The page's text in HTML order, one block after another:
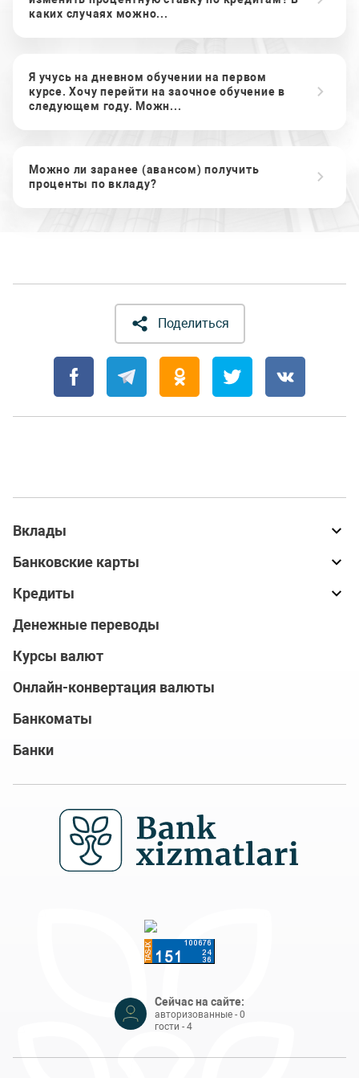
каких случаях можно...
Я учусь на дневном обучении на первом
курсе. Хочу перейти на заочное обучение в
следующем году. Можн...
Можно ли заранее (авансом) получить
проценты по вкладу?
Поделиться
Вклады
Банковские карты
Кредиты
Денежные переводы
Курсы валют
Онлайн-конвертация валюты
Банкоматы
Банки
Сейчас на сайте:
авторизованные - 0
гости - 4